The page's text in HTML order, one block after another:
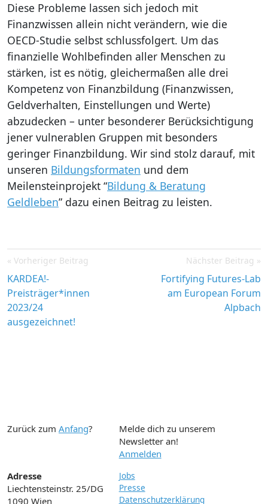
Diese Probleme lassen sich jedoch mit
Finanzwissen allein nicht verändern, wie die
OECD-Studie selbst schlussfolgert. Um das
finanzielle Wohlbefinden aller Menschen zu
stärken, ist es nötig, gleichermaßen alle drei
Kompetenz von Finanzbildung (Finanzwissen,
Geldverhalten, Einstellungen und Werte)
abzudecken – unter besonderer Berücksichtigung
jener vulnerablen Gruppen mit besonders
geringer Finanzbildung. Wir sind stolz darauf, mit
unseren Bildungsformaten und dem
Meilensteinprojekt “Bildung & Beratung
Geldleben” dazu einen Beitrag zu leisten.
Post
navigation
Vorheriger Beitrag
KARDEA!-
Preisträger*innen
2023/24
ausgezeichnet!
Nächster Beitrag
Fortifying Futures-Lab
am European Forum
Alpbach
Zurück zum Anfang?
Melde dich zu unserem
Newsletter an!
Anmelden
Adresse
Liechtensteinstr. 25/DG
1090 Wien
Jobs
Presse
Datenschutzerklärung